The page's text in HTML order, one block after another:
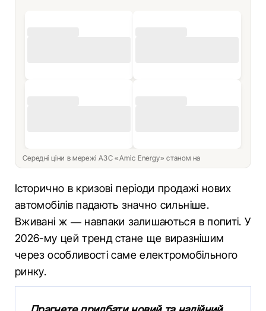
Середні ціни в мережі АЗС «Amic Energy» станом на
Історично в кризові періоди продажі нових
автомобілів падають значно сильніше.
Вживані ж — навпаки залишаються в попиті. У
2026-му цей тренд стане ще виразнішим
через особливості саме електромобільного
ринку.